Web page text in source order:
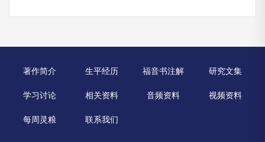
著作简介 生平经历 福音书注解 研究文集
学习讨论 相关资料 音频资料 视频资料
每周灵粮 联系我们